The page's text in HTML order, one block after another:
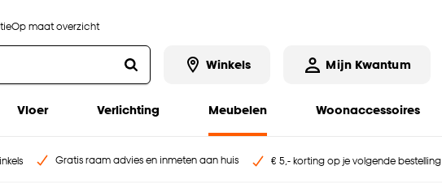
Op maat overzicht
Winkels Mijn Kwantum
Vloer Verlichting Meubelen Woonaccessoires
Gratis raam advies en inmeten aan huis € 5,- korting op je volgende bestelling